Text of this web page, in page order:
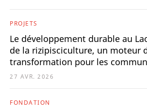
PROJETS
Le développement durable au
de la rizipisciculture, un moteur
transformation pour les
27 AVR. 2026
FONDATION